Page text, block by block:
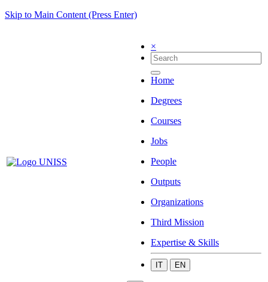
Skip to Main Content (Press Enter)
×
Home
Degrees
Courses
Jobs
People
Outputs
Organizations
Third Mission
Expertise & Skills
IT EN